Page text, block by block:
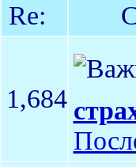
Re:
1,684